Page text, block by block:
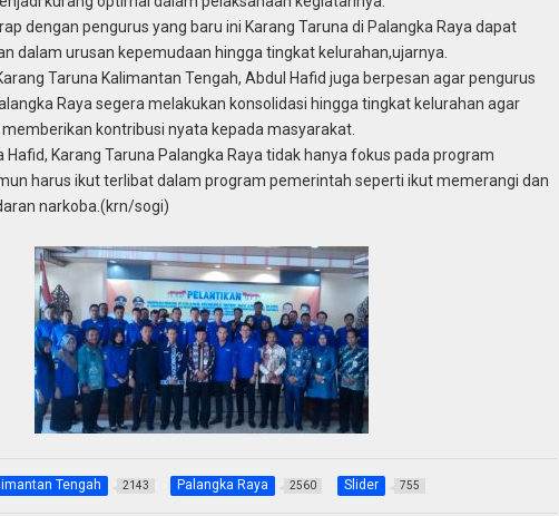
dengan pengurus yang baru ini Karang Taruna di Palangka Raya dapat
dalam urusan kepemudaan hingga tingkat kelurahan,ujarnya.
Taruna Kalimantan Tengah, Abdul Hafid juga berpesan agar pengurus
Raya segera melakukan konsolidasi hingga tingkat kelurahan agar
kontribusi nyata kepada masyarakat.
Hafid, Karang Taruna Palangka Raya tidak hanya fokus pada program
harus ikut terlibat dalam program pemerintah seperti ikut memerangi dan
narkoba.(krn/sogi)
Tengah 2143 Palangka Raya 2560 Slider 755